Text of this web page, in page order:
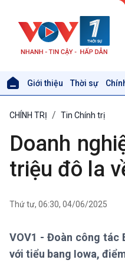
Giới thiệu Thời sự
Xã hội
Tin Đời sống & Xã hội
CHÍNH TRỊ Tin Chính trị
Doanh
triệu đô la
Thứ tư, 06:30, 04/06/2025
VOV1 - Đoàn công tác
với tiểu bang Iowa,